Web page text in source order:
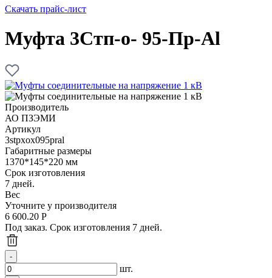
Скачать прайс-лист
Муфта 3Стп-о- 95-Пр-Al
Производитель
АО ПЗЭМИ
Артикул
3stpxox095pral
Габаритные размеры
1370*145*220 мм
Срок изготовления
7 дней.
Вес
Уточните у производителя
6 600.20 Р
Под заказ. Срок изготовления 7 дней.
шт.